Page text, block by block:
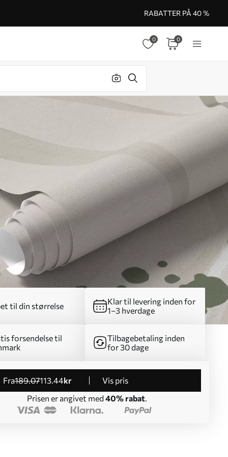
RABATTER PÅ 40 %
0 0
til din størrelse
Klar til levering inden for
1–3 hverdage
forsendelse til
Tilbagebetaling inden
for 30 dage
fra189.07113 .44kr
Vis pris
Prisen er angivet med 40% rabat